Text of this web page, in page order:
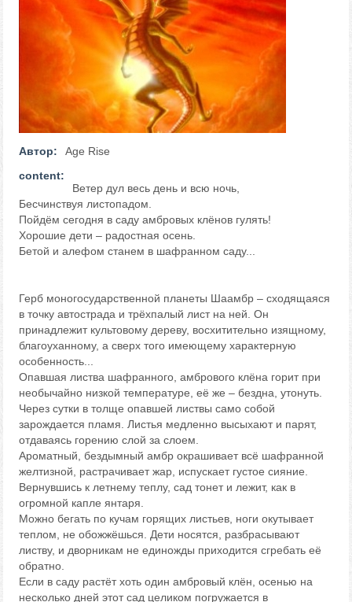
Автор:
Age Rise
content:
Ветер дул весь день и всю ночь,
Бесчинствуя листопадом.
Пойдём сегодня в саду амбровых клёнов гулять!
Хорошие дети – радостная осень.
Бетой и алефом станем в шафранном саду...
Герб моногосударственной планеты Шаамбр – сходящаяся
в точку автострада и трёхпалый лист на ней. Он
принадлежит культовому дереву, восхитительно изящному,
благоуханному, а сверх того имеющему характерную
особенность...
Опавшая листва шафранного, амбрового клёна горит при
необычайно низкой температуре, её же – бездна, утонуть.
Через сутки в толще опавшей листвы само собой
зарождается пламя. Листья медленно высыхают и парят,
отдаваясь горению слой за слоем.
Ароматный, бездымный амбр окрашивает всё шафранной
желтизной, растрачивает жар, испускает густое сияние.
Вернувшись к летнему теплу, сад тонет и лежит, как в
огромной капле янтаря.
Можно бегать по кучам горящих листьев, ноги окутывает
теплом, не обожжёшься. Дети носятся, разбрасывают
листву, и дворникам не единожды приходится сгребать её
обратно.
Если в саду растёт хоть один амбровый клён, осенью на
несколько дней этот сад целиком погружается в